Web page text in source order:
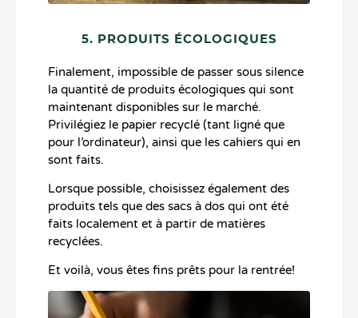
5. PRODUITS ÉCOLOGIQUES
Finalement, impossible de passer sous silence
la quantité de produits écologiques qui sont
maintenant disponibles sur le marché.
Privilégiez le papier recyclé (tant ligné que
pour l’ordinateur), ainsi que les cahiers qui en
sont faits.
Lorsque possible, choisissez également des
produits tels que des sacs à dos qui ont été
faits localement et à partir de matières
recyclées.
Et voilà, vous êtes fins prêts pour la rentrée!